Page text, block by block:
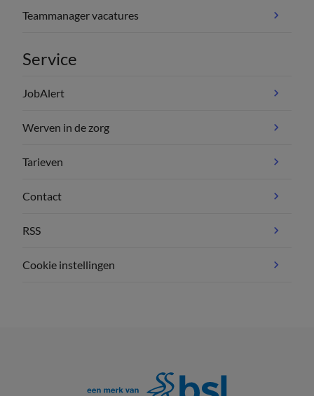
Teammanager vacatures
Service
JobAlert
Werven in de zorg
Tarieven
Contact
RSS
Cookie instellingen